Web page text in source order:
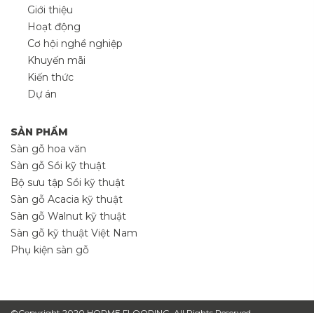
Giới thiệu
Hoạt động
Cơ hội nghề nghiệp
Khuyến mãi
Kiến thức
Dự án
SẢN PHẨM
Sàn gỗ hoa văn
Sàn gỗ Sồi kỹ thuật
Bộ sưu tập Sồi kỹ thuật
Sàn gỗ Acacia kỹ thuật
Sàn gỗ Walnut kỹ thuật
Sàn gỗ kỹ thuật Việt Nam
Phụ kiện sàn gỗ